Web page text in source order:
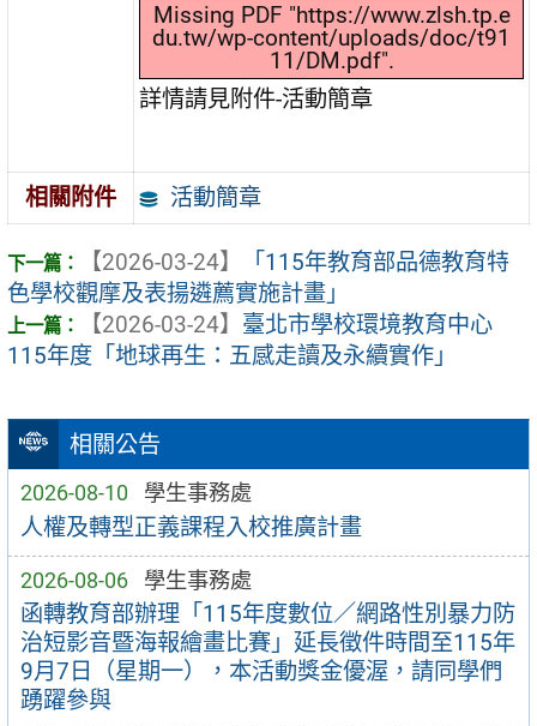
相關公告
2026-08-10 學生事務處
人權及轉型正義課程入校推廣計畫
2026-08-06 學生事務處
函轉教育部辦理「115年度數位／網路性別暴力防
治短影音暨海報繪畫比賽」延長徵件時間至115年
9月7日（星期一），本活動獎金優渥，請同學們
踴躍參與
Missing PDF "https://www.zlsh.tp.e
du.tw/wp-content/uploads/doc/t91
11/DM.pdf".
詳情請見附件-活動簡章
相關附件 活動簡章
【2026-03-24】
「115年教育部品德教育特
色學校觀摩及表揚遴薦實施計畫」
【2026-03-24】 臺北市學校環境教育中心
115年度「地球再生：五感走讀及永續實作」